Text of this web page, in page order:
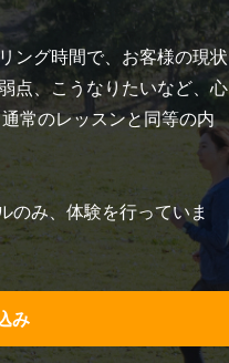
ング時間で、お客様の現状
点、こうなりたいなど、心
常のレッスンと同等の内
のみ、体験を行っていま
み